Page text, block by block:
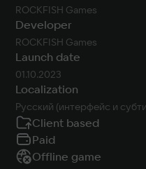
ROCKFISH Games
Developer
ROCKFISH Games
Launch date
01.10.2023
Localization
Русский (интерфейс и
Client based
Paid
Offline game